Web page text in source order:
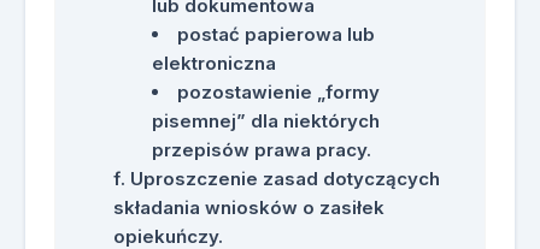
lub dokumentowa
postać papierowa lub
elektroniczna
pozostawienie „formy
pisemnej” dla niektórych
przepisów prawa pracy.
Uproszczenie zasad dotyczących
składania wniosków o zasiłek
opiekuńczy.